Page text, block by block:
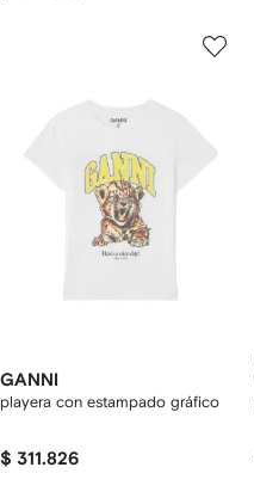
GANNI
playera con estampado gráfico
$ 311.826